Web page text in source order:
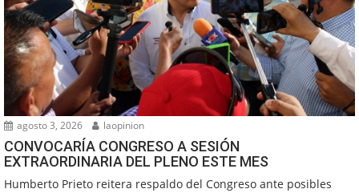
agosto 3, 2026 laopinion
CONVOCARÍA CONGRESO A SESIÓN
EXTRAORDINARIA DEL PLENO ESTE MES
Humberto Prieto reitera respaldo del Congreso ante posibles